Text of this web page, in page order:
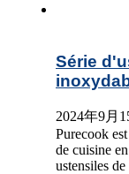
Série
2024年9月
Purecook
de cuisine
ustensiles